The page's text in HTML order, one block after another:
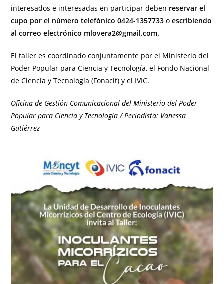
interesados e interesadas en participar deben reservar el
cupo por el número telefónico 0424-1357733 o escribiendo
al correo electrónico mlovera2@gmail.com.
El taller es coordinado conjuntamente por el Ministerio del
Poder Popular para Ciencia y Tecnología, el Fondo Nacional
de Ciencia y Tecnología (Fonacit) y el IVIC.
Oficina de Gestión Comunicacional del Ministerio del Poder
Popular para Ciencia y Tecnología / Periodista: Vanessa
Gutiérrez